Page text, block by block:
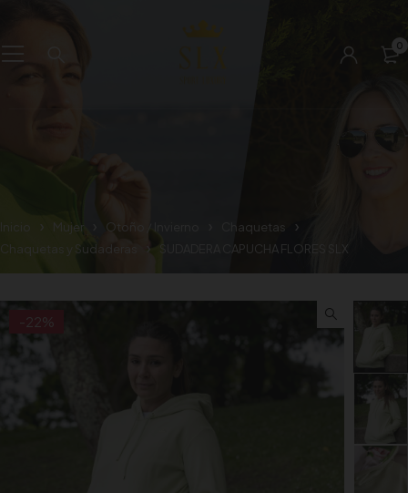
0
Inicio Mujer Otoño / Invierno
Chaquetas
Chaquetas y Sudaderas
SUDADERA CAPUCHA FLORES SLX
-22%